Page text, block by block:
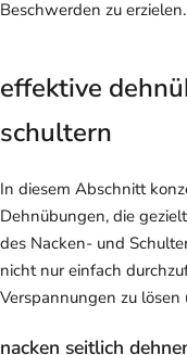
Beschwerden zu erzielen.
effektive
schultern
In diesem Abschnitt
Dehnübungen, die
des Nacken- und
nicht nur einfach
Verspannungen zu
nacken seitlich